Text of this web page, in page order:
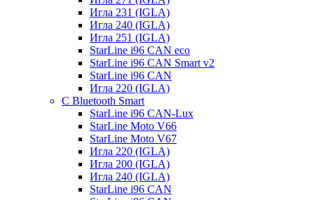
Игла 231 (IGLA)
Игла 240 (IGLA)
Игла 251 (IGLA)
StarLine i96 CAN eco
StarLine i96 CAN Smart v2
StarLine i96 CAN
Игла 220 (IGLA)
С Bluetooth Smart
StarLine i96 CAN-Lux
StarLine Moto V66
StarLine Moto V67
Игла 220 (IGLA)
Игла 200 (IGLA)
Игла 240 (IGLA)
StarLine i96 CAN